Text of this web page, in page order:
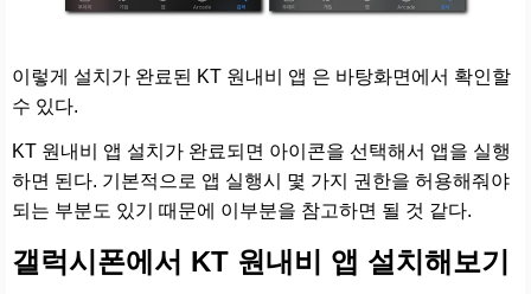
이렇게 설치가 완료된 KT 원내비 앱 은 바탕화면에서 확인할
수 있다.
KT 원내비 앱 설치가 완료되면 아이콘을 선택해서 앱을 실행
하면 된다. 기본적으로 앱 실행시 몇 가지 권한을 허용해줘야
되는 부분도 있기 때문에 이부분을 참고하면 될 것 같다.
갤럭시폰에서 KT 원내비 앱 설치해보기